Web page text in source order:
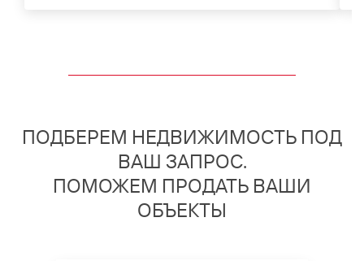
ПОДБЕРЕМ НЕДВИЖИМОСТЬ ПОД
ВАШ ЗАПРОС.
ПОМОЖЕМ ПРОДАТЬ ВАШИ
ОБЪЕКТЫ